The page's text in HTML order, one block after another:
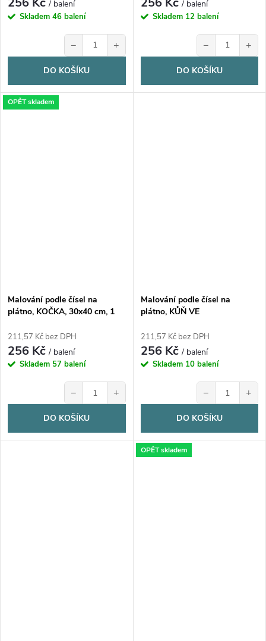
/ balení
Skladem 46 balení
− +
DO KOŠÍKU
/ balení
Skladem 12 balení
− +
DO KOŠÍKU
OPĚT skladem
Malování podle čísel na
plátno, KOČKA, 30x40 cm, 1
211,57 Kč bez DPH
256 Kč/ balení
Skladem 57 balení
− +
DO KOŠÍKU
Malování podle čísel na
plátno, KŮŇ VE
bal.
211,57 Kč bez DPH
256 Kč/ balení
Skladem 10 balení
− +
DO KOŠÍKU
OPĚT skladem